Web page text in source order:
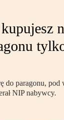
do paragonu, pod
NIP nabywcy.